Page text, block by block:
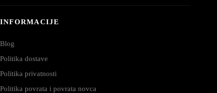
INFORMACIJE
Blog
Politika dostave
Politika privatnosti
Politika povrata i povrata novca